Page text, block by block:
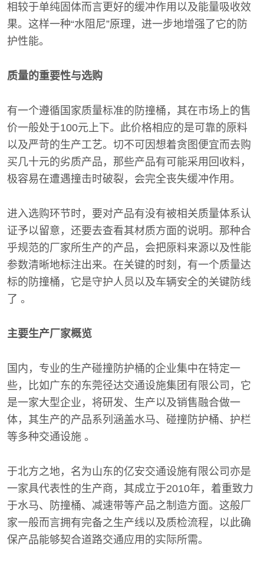
相较于单纯固体而言更好的缓冲作用以及能量吸收效
果。这样一种“水阻尼”原理，进一步地增强了它的防
护性能。
质量的重要性与选购
有一个遵循国家质量标准的防撞桶，其在市场上的售
价一般处于100元上下。此价格相应的是可靠的原料
以及严苛的生产工艺。切不可因想着贪图便宜而去购
买几十元的劣质产品，那些产品有可能采用回收料，
极容易在遭遇撞击时破裂，会完全丧失缓冲作用。
进入选购环节时，要对产品有没有被相关质量体系认
证予以留意，还要去查看其材质方面的说明。那种合
乎规范的厂家所生产的产品，会把原料来源以及性能
参数清晰地标注出来。在关键的时刻，有一个质量达
标的防撞桶，它是守护人员以及车辆安全的关键防线
了 。
主要生产厂家概览
国内，专业的生产碰撞防护桶的企业集中在特定一
些，比如广东的东莞径达交通设施集团有限公司，它
是一家大型企业，将研发、生产以及销售融合做一
体，其生产的产品系列涵盖水马、碰撞防护桶、护栏
等多种交通设施 。
于北方之地，名为山东的亿安交通设施有限公司亦是
一家具代表性的生产商，其成立于2010年，着重致力
于水马、防撞桶、减速带等产品之制造方面。这般厂
家一般而言拥有完备之生产线以及质检流程，以此确
保产品能够契合道路交通应用的实际所需。